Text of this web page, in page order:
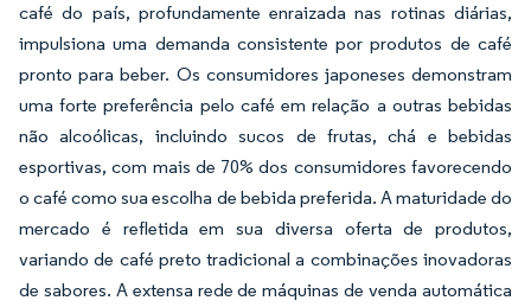
café do país, profundamente enraizada nas rotinas diárias,
impulsiona uma demanda consistente por produtos de café
pronto para beber. Os consumidores japoneses demonstram
uma forte preferência pelo café em relação a outras bebidas
não alcoólicas, incluindo sucos de frutas, chá e bebidas
esportivas, com mais de 70% dos consumidores favorecendo
o café como sua escolha de bebida preferida. A maturidade do
mercado é refletida em sua diversa oferta de produtos,
variando de café preto tradicional a combinações inovadoras
de sabores. A extensa rede de máquinas de venda automática